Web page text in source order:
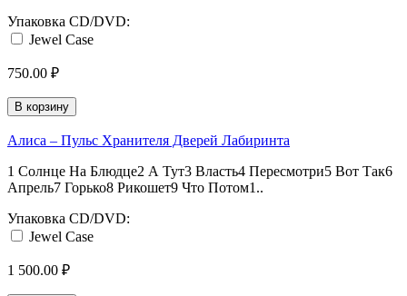
Упаковка CD/DVD:
Jewel Case
750.00 ₽
В корзину
Алиса – Пульс Хранителя Дверей Лабиринта
1 Солнце На Блюдце2 А Тут3 Власть4 Пересмотри5 Вот Так6
Апрель7 Горько8 Рикошет9 Что Потом1..
Упаковка CD/DVD:
Jewel Case
1 500.00 ₽